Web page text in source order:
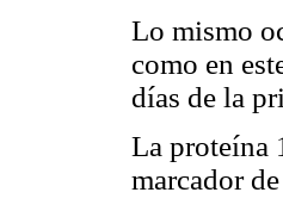
Lo mismo
como en
días de la
La proteína
marcador